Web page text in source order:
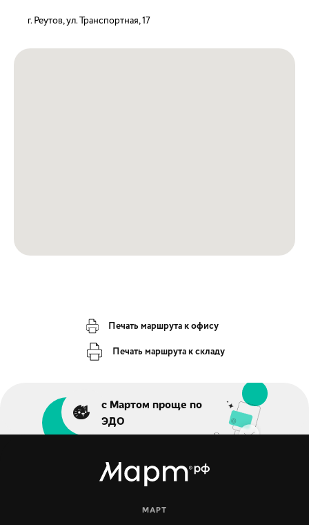
г. Реутов, ул. Транспортная, 17
Печать маршрута к офису
Печать маршрута к складу
с Мартом проще по
ЭДО
МАРТ